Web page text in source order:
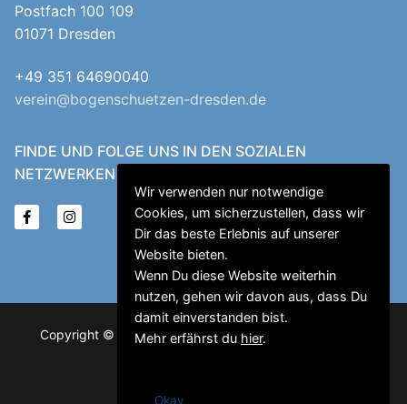
Postfach 100 109
01071 Dresden
+49 351 64690040
verein@bogenschuetzen-dresden.de
FINDE UND FOLGE UNS IN DEN SOZIALEN
NETZWERKEN
Copyright © 2026 Schwul-Lesbischer Sportverein "Der
Wir verwenden nur notwendige
Cookies, um sicherzustellen, dass wir
Dir das beste Erlebnis auf unserer
Website bieten.
Wenn Du diese Website weiterhin
nutzen, gehen wir davon aus, dass Du
damit einverstanden bist.
Mehr erfährst du hier.
Okay